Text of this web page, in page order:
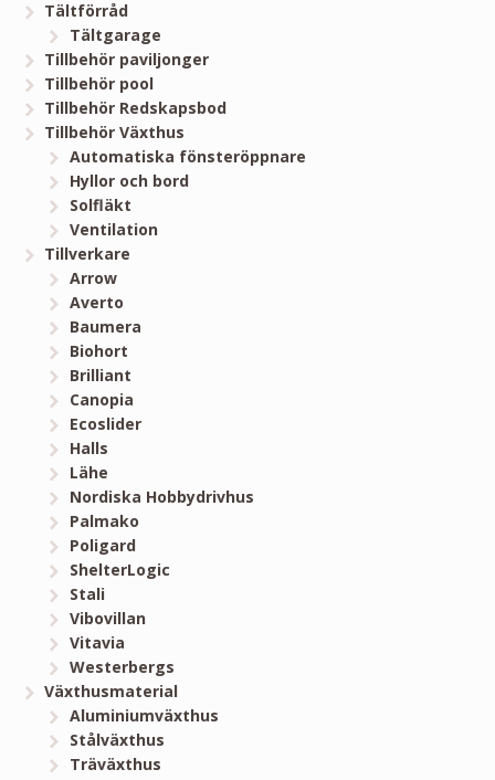
Tältförråd
Tältgarage
Tillbehör paviljonger
Tillbehör pool
Tillbehör Redskapsbod
Tillbehör Växthus
Automatiska fönsteröppnare
Hyllor och bord
Solfläkt
Ventilation
Tillverkare
Arrow
Averto
Baumera
Biohort
Brilliant
Canopia
Ecoslider
Halls
Lähe
Nordiska Hobbydrivhus
Palmako
Poligard
ShelterLogic
Stali
Vibovillan
Vitavia
Westerbergs
Växthusmaterial
Aluminiumväxthus
Stålväxthus
Träväxthus